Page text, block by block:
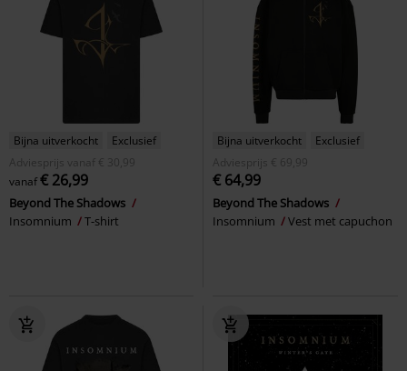
Bijna uitverkocht
Exclusief
Adviesprijs
vanaf € 30,99
vanaf€ 26,99
Beyond The Shadows
Insomnium
T-shirt
Bijna uitverkocht
Exclusief
Adviesprijs
€ 69,99
€ 64,99
Beyond The Shadows
Insomnium
Vest met capuchon